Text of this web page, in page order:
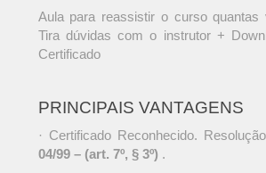
Aula para reassistir o curso quantas
Tira dúvidas com o instrutor +
Certificado
PRINCIPAIS VANTAGENS
· Certificado Reconhecido. Resolução
04/99 – (art. 7º, § 3º) .